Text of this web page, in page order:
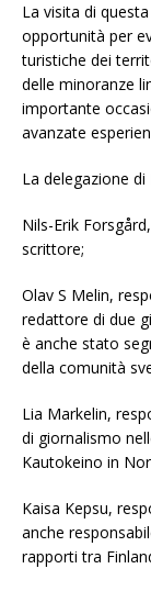
La visita di
opportunità per
turistiche dei
delle minoranze
importante
avanzate
La delegazione di
Nils-Erik
scrittore;
Olav S Melin,
redattore di due
è anche stato
della comunità
Lia Markelin,
di giornalismo
Kautokeino in
Kaisa Kepsu,
anche
rapporti tra